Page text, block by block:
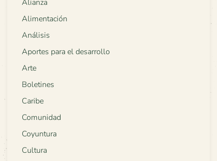
Alianza
Alimentación
Análisis
Aportes para el desarrollo
Arte
Boletines
Caribe
Comunidad
Coyuntura
Cultura